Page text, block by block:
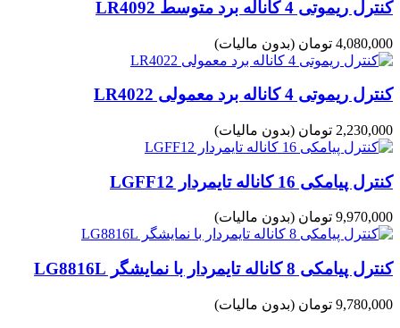
کنترل ریموتی 4 کاناله برد متوسط LR4092
4,080,000 تومان (بدون مالیات)
کنترل ریموتی 4 کاناله برد معمولی LR4022
2,230,000 تومان (بدون مالیات)
کنترل پیامکی 16 کاناله تایمردار LGFF12
9,970,000 تومان (بدون مالیات)
کنترل پیامکی 8 کاناله تایمردار با نمایشگر LG8816L
9,780,000 تومان (بدون مالیات)